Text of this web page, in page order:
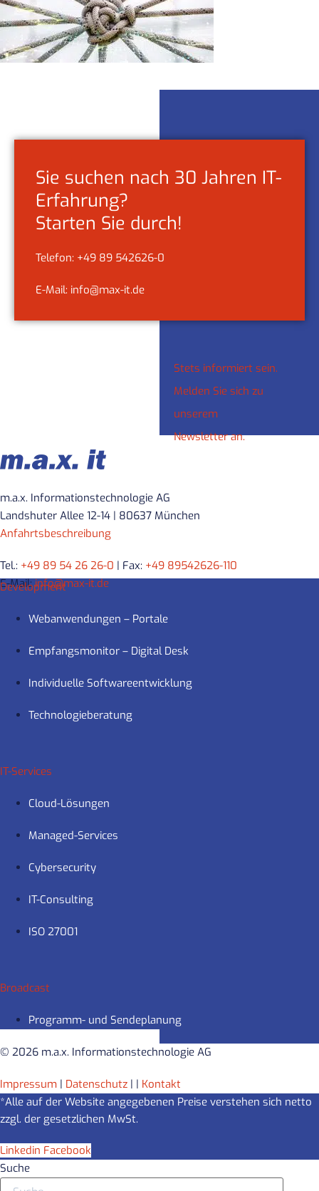
Sie suchen nach 30 Jahren IT-
Erfahrung?
Starten Sie durch!
Telefon: +49 89 542626-0
E-Mail: info@max-it.de
Stets informiert sein.
Melden Sie sich zu
unserem
Newsletter an.
m.a.x. Informationstechnologie AG
Landshuter Allee 12-14 | 80637 München
Anfahrtsbeschreibung
Tel.: +49 89 54 26 26-0 | Fax: +49 89542626-110
E-Mail:info@max-it.de
Development
Webanwendungen – Portale
Empfangsmonitor – Digital Desk
Individuelle Softwareentwicklung
Technologieberatung
IT-Services
Cloud-Lösungen
Managed-Services
Cybersecurity
IT-Consulting
ISO 27001
Broadcast
Programm- und Sendeplanung
© 2026 m.a.x. Informationstechnologie AG
Impressum | Datenschutz | | Kontakt
*Alle auf der Website angegebenen Preise verstehen sich netto
zzgl. der gesetzlichen MwSt.
Linkedin Facebook
Suche